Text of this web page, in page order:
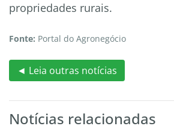
propriedades rurais.
Fonte: Portal do Agronegócio
◄ Leia outras notícias
Notícias relacionadas